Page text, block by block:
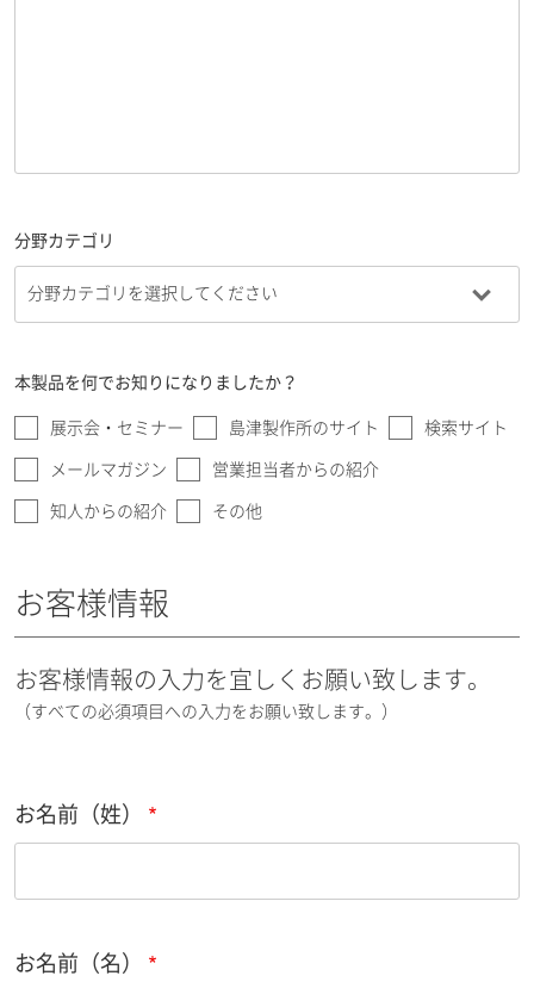
分野カテゴリ
本製品を何でお知りになりましたか？
展示会・セミナー 島津製作所のサイト 検索サイト
メールマガジン 営業担当者からの紹介
知人からの紹介 その他
お客様情報
お客様情報の入力を宜しくお願い致します。
（すべての必須項目への入力をお願い致します。）
お名前（姓）
お名前（名）